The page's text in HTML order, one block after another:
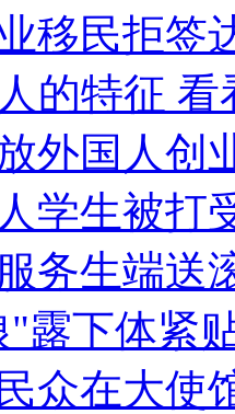
移民拒签
的特征
外国人创
学生被打
务生端送
露下体紧
众在大使